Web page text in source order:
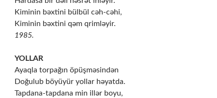
Kiminin bəxtini bülbül cəh-cəhi,
Kiminin bəxtini qəm qrimləyir.
1985.
YOLLAR
Ayaqla torpağın öpüşməsindən
Doğulub böyüyür yollar həyatda.
Tapdana-tapdana min illər boyu,